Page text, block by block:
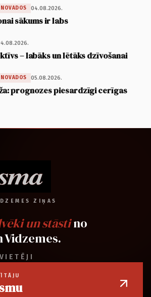
04.08.2026.
sākums ir labs
– labāks un lētāks dzīvošanai
05.08.2026.
prognozes piesardzīgi cerīgas
ZIŅAS
un stāstino
Vidzemes.